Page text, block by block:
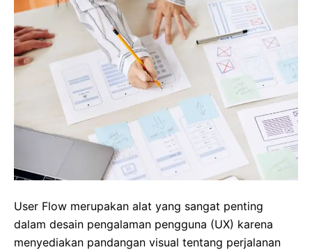
User Flow merupakan alat yang sangat penting
dalam desain pengalaman pengguna (UX) karena
menyediakan pandangan visual tentang perjalanan